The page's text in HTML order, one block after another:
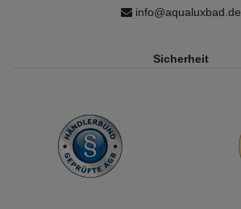
info@aqualuxbad.de
Sicherheit